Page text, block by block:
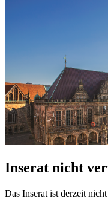
Inserat nicht
Das Inserat ist derzeit